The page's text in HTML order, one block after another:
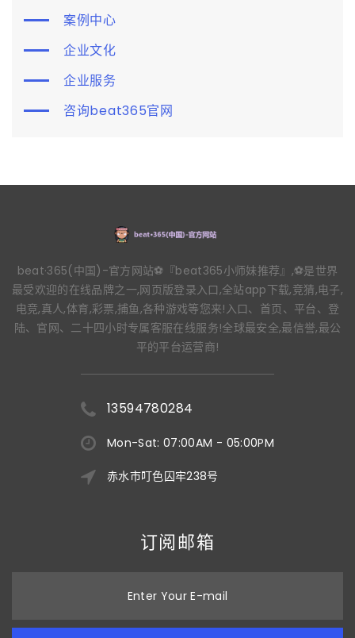
案例中心
企业文化
企业服务
咨询beat365官网
beat·365(中国)-官方网站⚽️『beat365小师妹推荐』,⚽️是世界
最受欢迎的在线品牌之一,网页版登录入口,全站app下载,竞猜,电子,
电竞,真人,体育,彩票,捕鱼,各种游戏等您来!入口、首页、平台、登
陆、官网、二十四小时专属客服在线服务!全球最安全,最信誉,最公
平的平台运营商!
13594780284
Mon-Sat: 07:00AM - 05:00PM
赤水市叮色囚牢238号
订阅邮箱
Enter Your E-mail